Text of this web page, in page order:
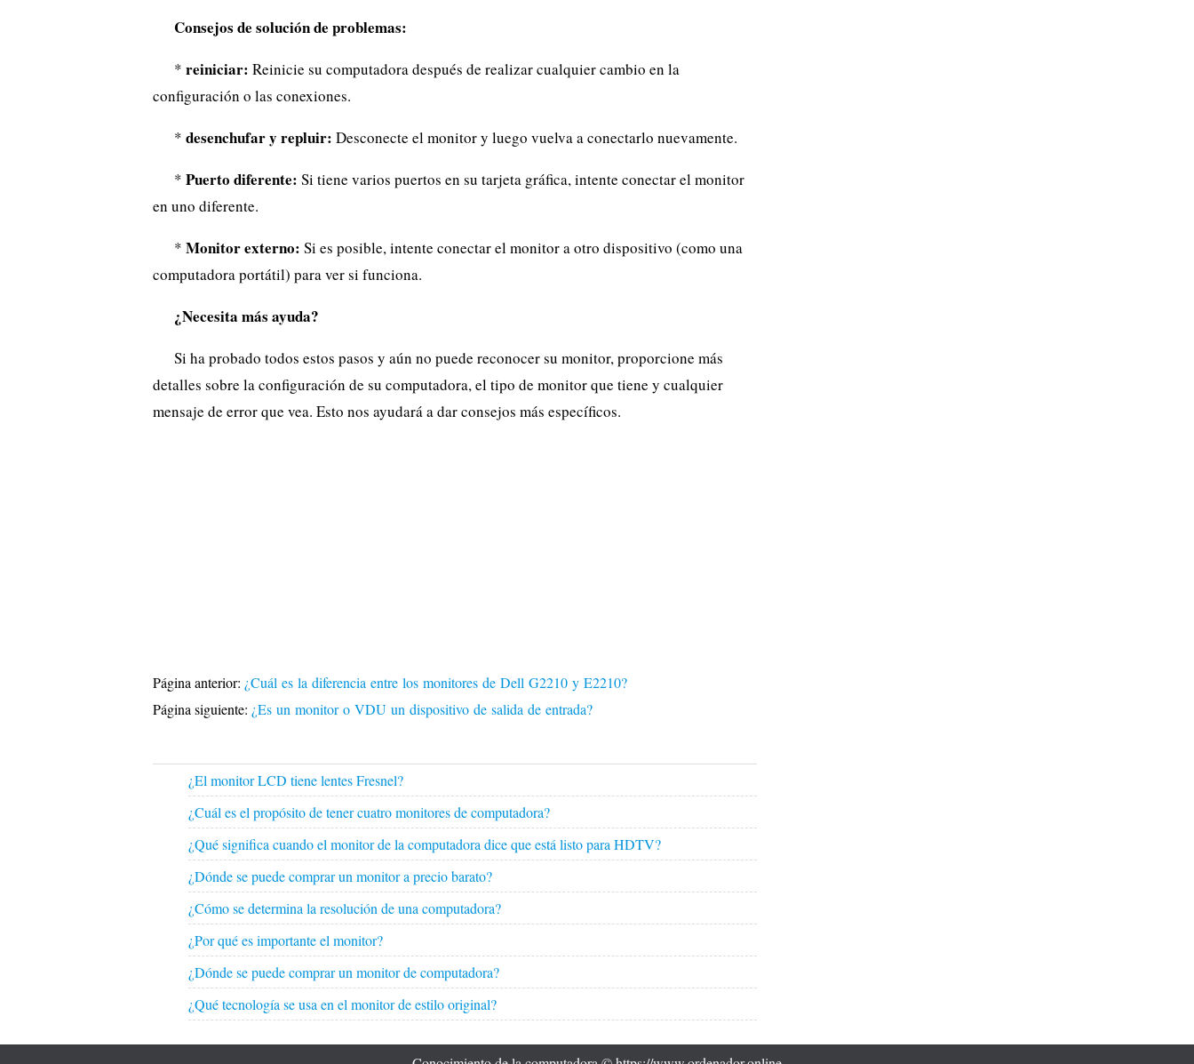
Consejos de solución de problemas:
* reiniciar: Reinicie su computadora después de realizar cualquier cambio en la
configuración o las conexiones.
* desenchufar y repluir: Desconecte el monitor y luego vuelva a conectarlo nuevamente.
* Puerto diferente: Si tiene varios puertos en su tarjeta gráfica, intente conectar el monitor
en uno diferente.
* Monitor externo: Si es posible, intente conectar el monitor a otro dispositivo (como una
computadora portátil) para ver si funciona.
¿Necesita más ayuda?
Si ha probado todos estos pasos y aún no puede reconocer su monitor, proporcione más
detalles sobre la configuración de su computadora, el tipo de monitor que tiene y cualquier
mensaje de error que vea. Esto nos ayudará a dar consejos más específicos.
Página anterior: ¿Cuál es la diferencia entre los monitores de Dell G2210 y E2210?
Página siguiente: ¿Es un monitor o VDU ​​un dispositivo de salida de entrada?
¿El monitor LCD tiene lentes Fresnel?
¿Cuál es el propósito de tener cuatro monitores de computadora?
¿Qué significa cuando el monitor de la computadora dice que está listo para HDTV?
¿Dónde se puede comprar un monitor a precio barato?
¿Cómo se determina la resolución de una computadora?
¿Por qué es importante el monitor?
¿Dónde se puede comprar un monitor de computadora?
¿Qué tecnología se usa en el monitor de estilo original?